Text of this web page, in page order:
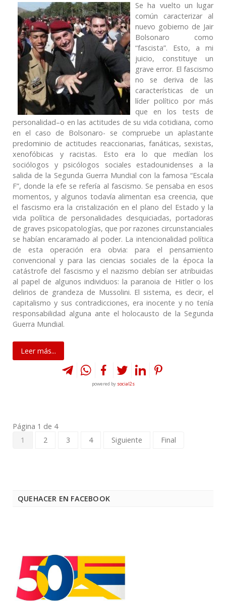
Se ha vuelto un lugar
común caracterizar al
nuevo gobierno de Jair
Bolsonaro como
“fascista”. Esto, a mi
juicio, constituye un
grave error. El fascismo
no se deriva de las
características de un
líder político por más
que en los tests de
personalidad–o en las actitudes de su vida cotidiana, como
en el caso de Bolsonaro- se compruebe un aplastante
predominio de actitudes reaccionarias, fanáticas, sexistas,
xenofóbicas y racistas. Esto era lo que medían los
sociólogos y psicólogos sociales estadounidenses a la
salida de la Segunda Guerra Mundial con la famosa “Escala
F”, donde la efe se refería al fascismo. Se pensaba en esos
momentos, y algunos todavía alimentan esa creencia, que
el fascismo era la cristalización en el plano del Estado y la
vida política de personalidades desquiciadas, portadoras
de graves psicopatologías, que por razones circunstanciales
se habían encaramado al poder. La intencionalidad política
de esta operación era obvia: para el pensamiento
convencional y para las ciencias sociales de la época la
catástrofe del fascismo y el nazismo debían ser atribuidas
al papel de algunos individuos: la paranoia de Hitler o los
delirios de grandeza de Mussolini. El sistema, es decir, el
capitalismo y sus contradicciones, era inocente y no tenía
responsabilidad alguna ante el holocausto de la Segunda
Guerra Mundial.
Leer más...
powered by social2s
Página 1 de 4
1
2 3 4 Siguiente Final
QUEHACER EN FACEBOOK